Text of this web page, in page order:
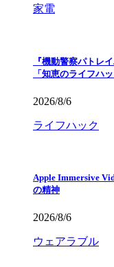
家電
『機動警察パトレ
「知恵のライフハッ
2026/8/6
ライフハック
Apple Immersive
の精神
2026/8/6
ウェアラブル